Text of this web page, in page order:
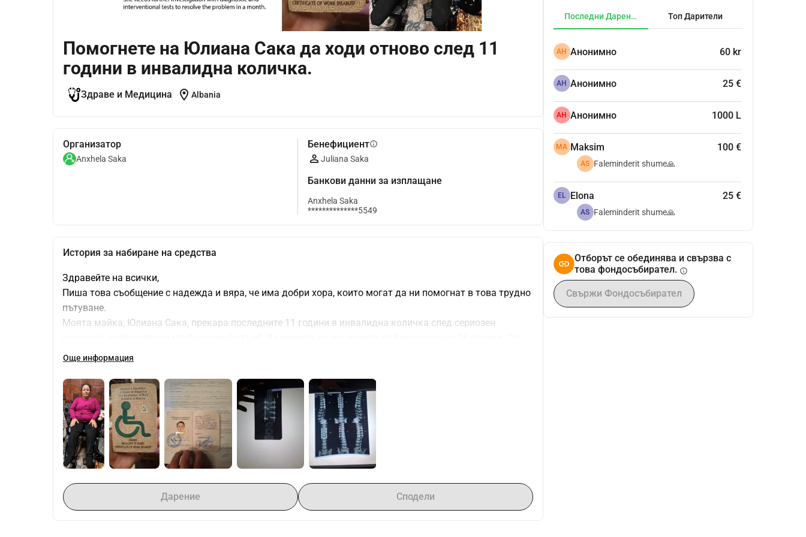
Помогнете на Юлиана Сака да ходи отново след 11
години в инвалидна количка.
Здраве и Медицина location_on Albania
Организатор
Anxhela Saka
Бенефициентinfo
Juliana Saka
Банкови данни за изплащане
Anxhela Saka
**************5549
История за набиране на средства
Здравейте на всички,
Пиша това съобщение с надежда и вяра, че има добри хора, които могат да ни помогнат в това трудно
пътуване.
Моята майка, Юлиана Сака, прекара последните 11 години в инвалидна количка след сериозен
този ден насам, никой не й даде надежда да проходи отново, а светлината в очите й радостта, която
В продължение на години търсим начин да й помогнем да проходи отново. Днес, най-накрая имаме
надежда! Болница Верита Нейро в Банкок предлага иновативно лечение, наречено епидурална
стимулация, което е показало успешни резултати при пациенти с наранявания на гръбначния стълб.
След обширни изследвания и консултации с различни болници, това беше единственото, което ни даде
истинска надежда за нейното възстановяване.
Въпреки това, най-голямото предизвикателство, пред което сме изправени, е цената на операцията и
рехабилитацията, която възлиза на 130,000 евро сума, която семейството ни не може да си позволи
само.
Още информация
Дарение Сподели
Последни Дарения Топ Дарители
АН Анонимно 60 kr
АН Анонимно 25 €
АН Анонимно 1000 L
MA Maksim 100 €
AS Faleminderit shume🙏
EL Elona 25 €
AS Faleminderit shume🙏
Отборът се обединява и свързва с
това фондосъбирател. info
Свържи Фондосъбирател